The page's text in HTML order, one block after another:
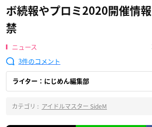
ボ続報やプロミ2020開催情
禁
ニュース
3
ライター：にじめん編集部
カテゴリ : アイドルマスター SideM